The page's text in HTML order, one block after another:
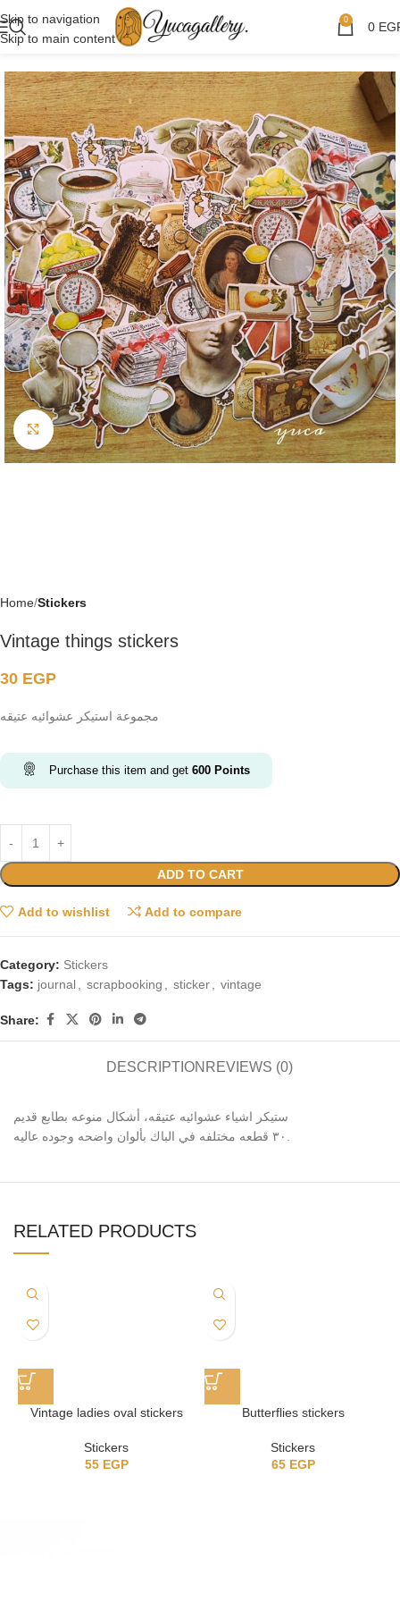
Skip to navigation
Skip to main content
0 0
Click to enlarge
Home Stickers
Vintage things stickers
30 EGP
مجموعة استيكر عشوائيه عتيقه
Purchase this item and get 600 Points
ADD TO CART
Add to wishlist Add to compare
Category: Stickers
Tags: journal, scrapbooking , sticker, vintage
Share:
DESCRIPTION REVIEWS (0)
ستيكر اشياء عشوائيه عتيقه، أشكال منوعه بطابع قديم
٣٠ قطعه مختلفه في الباك بألوان واضحه وجوده عاليه.
RELATED PRODUCTS
Vintage ladies oval stickers
Stickers
55 EGP
Butterflies stickers
Stickers
65 EGP